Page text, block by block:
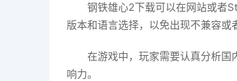
钢铁雄心2下载可以在网站或者
版本和语言选择，以免出现不兼容或
在游戏中，玩家需要认真分析国
响力。